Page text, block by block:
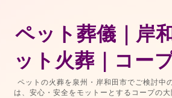
ペット葬儀｜岸
ット火葬｜コー
ペットの火葬を泉州・岸和田市でご検討中
は、安心・安全をモットーとするコープの